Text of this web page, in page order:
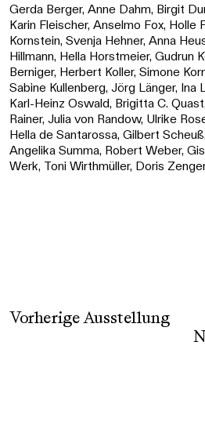
Gerda Berger, Anne Dahm, Birgit
Karin Fleischer, Anselmo Fox, Holle
Kornstein, Svenja Hehner, Anna
Hillmann, Hella Horstmeier, Gudrun
Berniger, Herbert Koller, Simone
Sabine Kullenberg, Jörg Länger, Ina
Karl-Heinz Oswald, Brigitta C.
Rainer, Julia von Randow, Ulrike
Hella de Santarossa, Gilbert
Angelika Summa, Robert Weber,
Werk, Toni Wirthmüller, Doris
Vorherige Ausstellung